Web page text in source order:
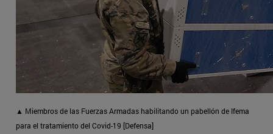
▲ Miembros de las Fuerzas Armadas habilitando un pabellón de Ifema
para el tratamiento del Covid-19 [Defensa]